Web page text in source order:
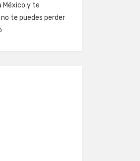
México y te
te puedes perder